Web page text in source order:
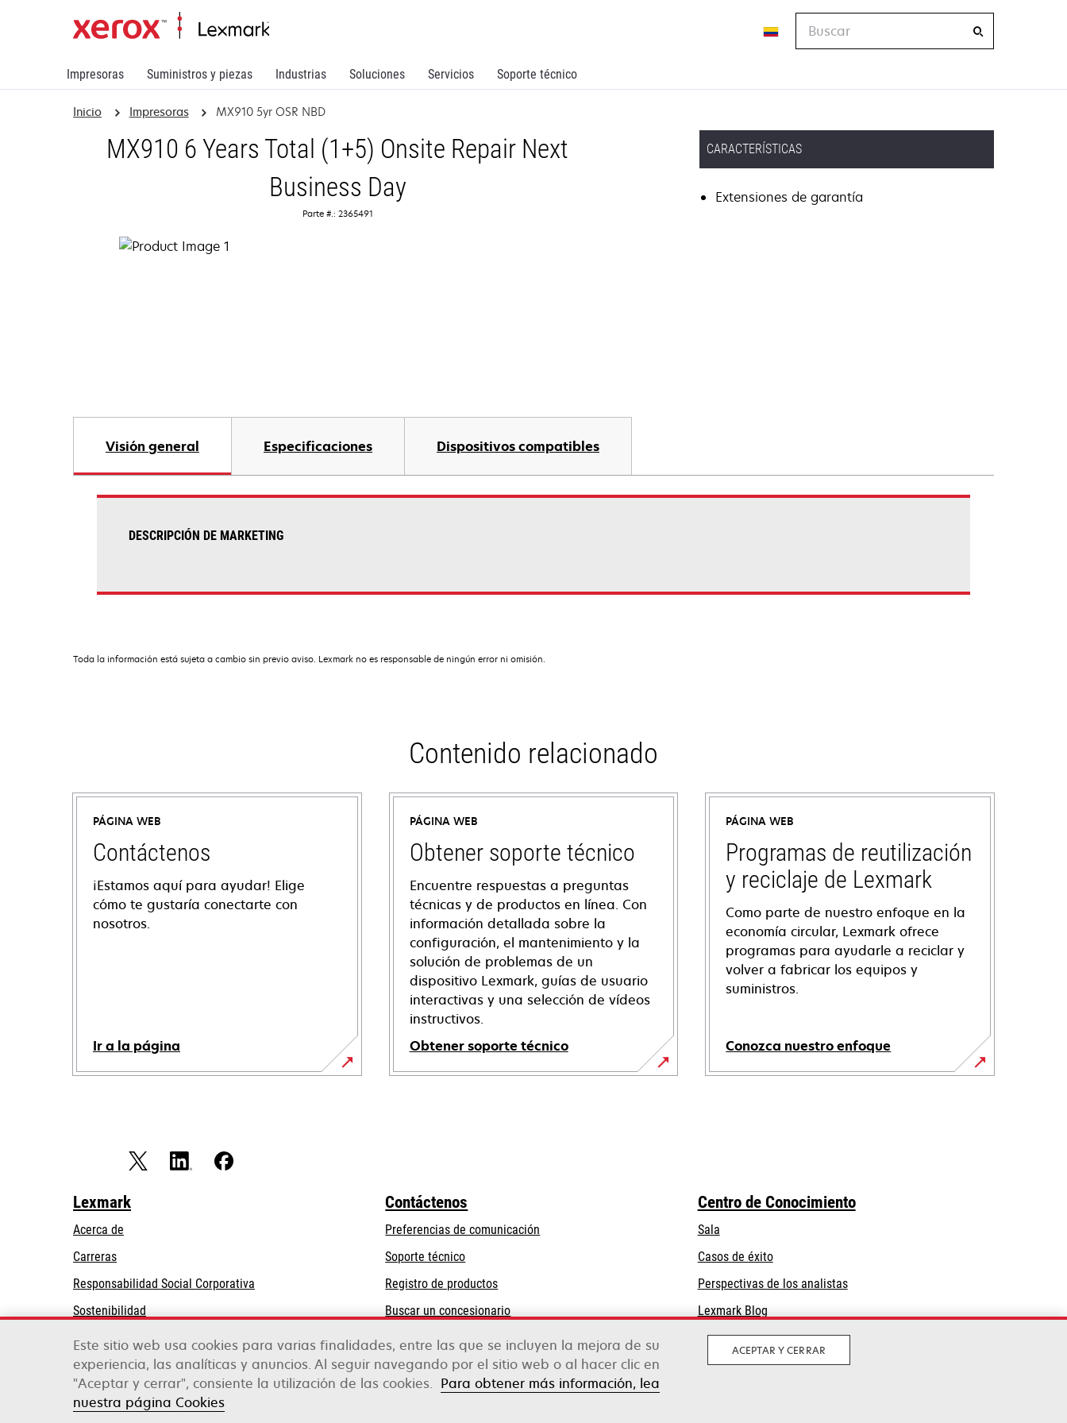
Impresoras Suministros y piezas Industrias Soluciones Servicios Soporte técnico
Inicio Impresoras MX910 5yr OSR NBD
MX910 6 Years Total (1+5) Onsite Repair Next
Business Day
Parte #.: 2365491
CARACTERÍSTICAS
Extensiones de garantía
Visión general Especificaciones Dispositivos compatibles
DESCRIPCIÓN DE MARKETING
Toda la información está sujeta a cambio sin previo aviso. Lexmark no es responsable de ningún error ni omisión.
Contenido relacionado
PÁGINA WEB
Contáctenos
¡Estamos aquí para ayudar! Elige
cómo te gustaría conectarte con
nosotros.
Ir a la página
PÁGINA WEB
Obtener soporte técnico
Encuentre respuestas a preguntas
técnicas y de productos en línea. Con
información detallada sobre la
configuración, el mantenimiento y la
solución de problemas de un
dispositivo Lexmark, guías de usuario
interactivas y una selección de vídeos
instructivos.
Obtener soporte técnico
se
PÁGINA WEB
Programas de reutilización
y reciclaje de Lexmark
Como parte de nuestro enfoque en la
economía circular, Lexmark ofrece
programas para ayudarle a reciclar y
volver a fabricar los equipos y
suministros.
Conozca nuestro enfoque
Lexmark
Acerca de
Carreras
Responsabilidad Social Corporativa
en
una
pestaña
nueva
Sostenibilidad
Partners de Lexmark
Contáctenos
Preferencias de comunicación
Soporte técnicose
abre
en
una
nueva
Registro de productos
Buscar un concesionario
Centro de Conocimiento
Sala
Casos de éxito
Perspectivas de los analistas
Lexmark Blog
Lexmark International, Inc., una empresa de Xerox
©2026 Todos los derechos reservados.
Este sitio web usa cookies para varias finalidades, entre las que se incluyen la mejora de su
experiencia, las analíticas y anuncios. Al seguir navegando por el sitio web o al hacer clic en
"Aceptar y cerrar", consiente la utilización de las cookies. Para obtener más información, lea
nuestra página Cookies
ACEPTAR Y CERRAR